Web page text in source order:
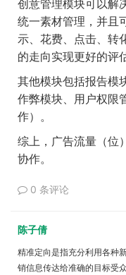
创意管理模块可以解
统一素材管理，并且
示、花费、点击、转
的走向实现更好的评
其他模块包括报告模
作弊模块、用户权限
作）。
综上，广告流量（位
协作。
0 条评论
陈子倩
精准定向是指充分利用各种
销信息传达给准确的目标受